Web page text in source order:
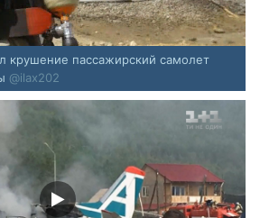
крушение пассажирский самолет
@ilax202